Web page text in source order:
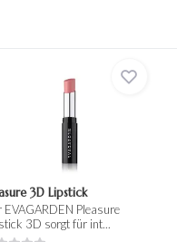
3D Lipstick
EVAGARDEN Pleasure
3D sorgt für int...